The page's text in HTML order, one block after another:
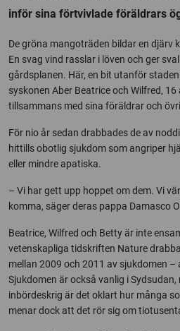
inför sina förtvivlade föräldrars
De gröna mangoträden bildar en djärv
En svag vind rasslar i löven och ger
gårdsplanen. Här, en bit utanför
syskonen Aber Beatrice och Wilfred, 16
tillsammans med sina föräldrar och
För nio år sedan drabbades de av
hittills obotlig sjukdom som angriper
eller mindre apatiska.
– Vi har gett upp hoppet om dem. Vi
komma, säger deras pappa Damasco
Beatrice, Wilfred och Betty är inte
vetenskapliga tidskriften Nature
mellan 2009 och 2011 av sjukdomen –
Sjukdomen är också vanlig i
inbördeskrig är det oklart hur många
menar dock att det rör sig om